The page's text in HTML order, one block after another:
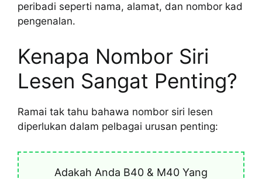
peribadi seperti nama, alamat, dan nombor kad
pengenalan.
Kenapa Nombor Siri
Lesen Sangat Penting?
Ramai tak tahu bahawa nombor siri lesen
diperlukan dalam pelbagai urusan penting:
Adakah Anda B40 & M40 Yang